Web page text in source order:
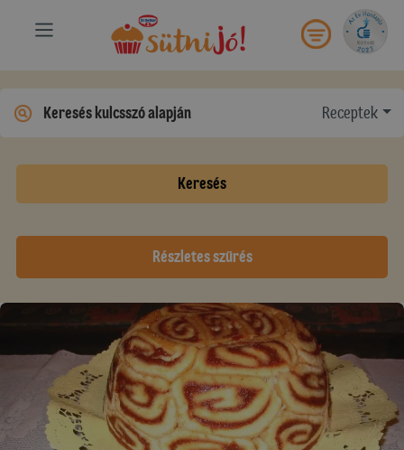
Receptek
Keresés
Részletes szűrés